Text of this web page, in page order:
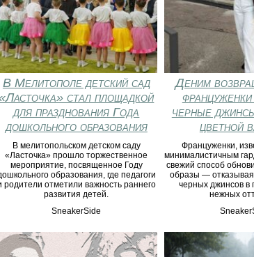
В Мелитополе детский сад
стал площадкой
для празднования Года
дошкольного образования
В мелитопольском детском саду
«Ласточка» прошло торжественное
мероприятие, посвященное Году
образования, где педагоги
родители отметили важность раннего
развития детей.
SneakerSide
Деним
черные
цветной
Француженки,
минималистичным
свежий способ
образы —
черных джинсов в
нежных